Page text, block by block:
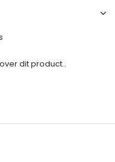
dit product..